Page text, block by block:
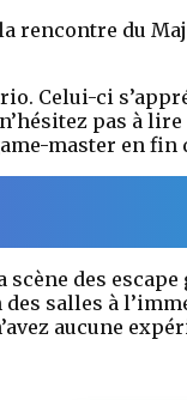
rencontre du
Celui-ci
pas à
master en fin
des escape
salles à
aucune